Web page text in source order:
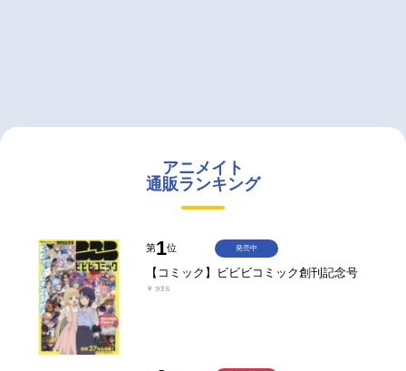
アニメイト
通販ランキング
第1位
【コミック】ビビビコミック創刊記念号
￥935
発売中